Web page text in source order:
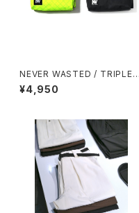
NEVER WASTED / TRIPLEY
ES（ECOPAK）
¥4,950